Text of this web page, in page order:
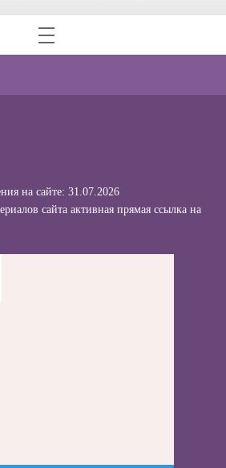
на сайте: 31.07.2026
сайта активная прямая ссылка на